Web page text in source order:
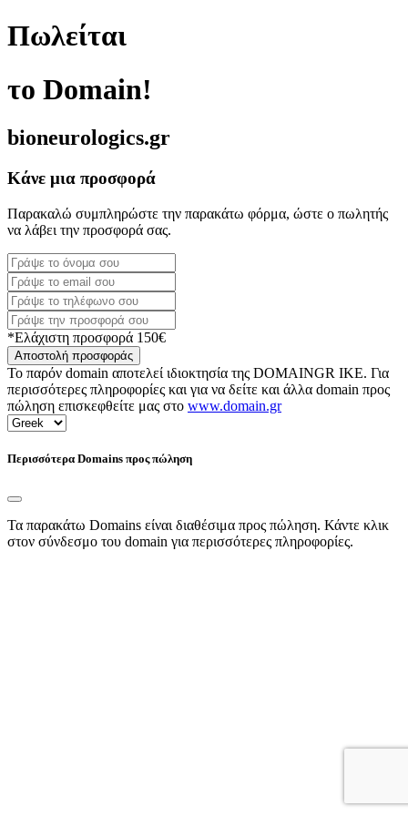
Πωλείται
το Domain!
bioneurologics.gr
Κάνε μια προσφορά
Παρακαλώ συμπληρώστε την παρακάτω φόρμα, ώστε ο πωλητής
να λάβει την προσφορά σας.
*Ελάχιστη προσφορά 150€
Αποστολή προσφοράς
Το παρόν domain αποτελεί ιδιοκτησία της DOMAINGR ΙΚΕ. Για
περισσότερες πληροφορίες και για να δείτε και άλλα domain προς
πώληση επισκεφθείτε μας στο www.domain.gr
Περισσότερα Domains προς πώληση
Τα παρακάτω Domains είναι διαθέσιμα προς πώληση. Κάντε κλικ
στον σύνδεσμο του domain για περισσότερες πληροφορίες.